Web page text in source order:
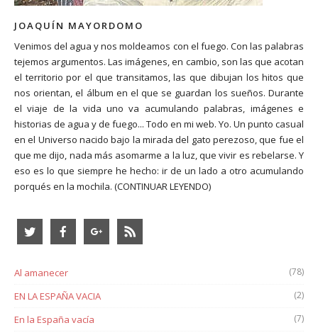
JOAQUÍN MAYORDOMO
Venimos del agua y nos moldeamos con el fuego. Con las palabras
tejemos argumentos. Las imágenes, en cambio, son las que acotan
el territorio por el que transitamos, las que dibujan los hitos que
nos orientan, el álbum en el que se guardan los sueños. Durante
el viaje de la vida uno va acumulando palabras, imágenes e
historias de agua y de fuego... Todo en mi web. Yo. Un punto casual
en el Universo nacido bajo la mirada del gato perezoso, que fue el
que me dijo, nada más asomarme a la luz, que vivir es rebelarse. Y
eso es lo que siempre he hecho: ir de un lado a otro acumulando
porqués en la mochila. (CONTINUAR LEYENDO)
Al amanecer (78)
EN LA ESPAÑA VACIA (2)
En la España vacía (7)